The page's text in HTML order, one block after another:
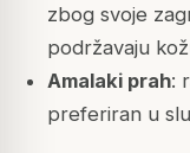
zbog svoje
podržavaju
Amalaki prah:
preferiran u